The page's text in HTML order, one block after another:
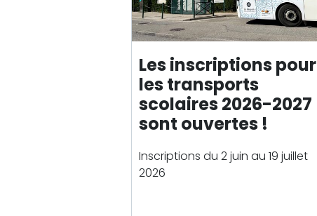
Les inscriptions pour
les transports
scolaires 2026-2027
sont ouvertes !
Inscriptions du 2 juin au 19 juillet
2026